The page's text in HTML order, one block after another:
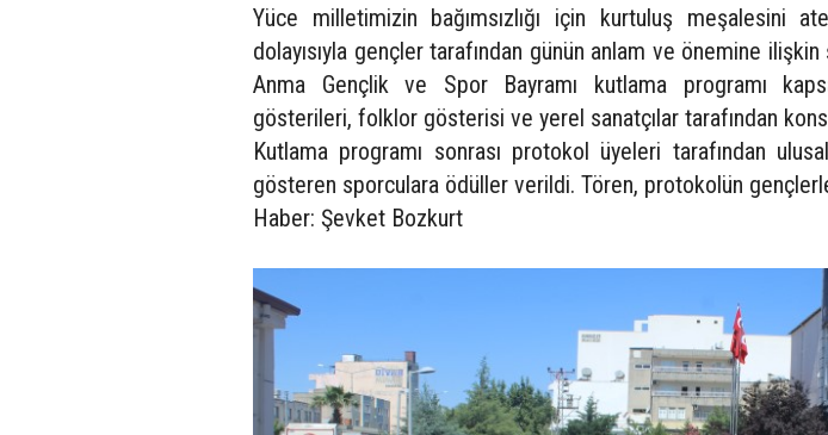
Yüce milletimizin bağımsızlığı için kurtuluş meşalesini
dolayısıyla gençler tarafından günün anlam ve önemine
Anma Gençlik ve Spor Bayramı kutlama programı
gösterileri, folklor gösterisi ve yerel sanatçılar tarafından
Kutlama programı sonrası protokol üyeleri tarafından
gösteren sporculara ödüller verildi. Tören, protokolün
Haber: Şevket Bozkurt